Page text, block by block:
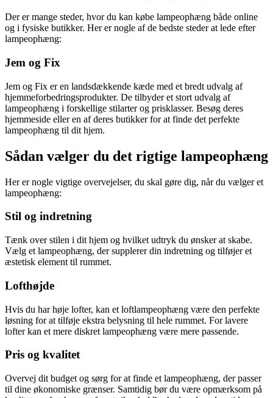
Der er mange steder, hvor du kan købe lampeophæng både online
og i fysiske butikker. Her er nogle af de bedste steder at lede efter
lampeophæng:
Jem og Fix
Jem og Fix er en landsdækkende kæde med et bredt udvalg af
hjemmeforbedringsprodukter. De tilbyder et stort udvalg af
lampeophæng i forskellige stilarter og prisklasser. Besøg deres
hjemmeside eller en af deres butikker for at finde det perfekte
lampeophæng til dit hjem.
Sådan vælger du det rigtige lampeophæng
Her er nogle vigtige overvejelser, du skal gøre dig, når du vælger et
lampeophæng:
Stil og indretning
Tænk over stilen i dit hjem og hvilket udtryk du ønsker at skabe.
Vælg et lampeophæng, der supplerer din indretning og tilføjer et
æstetisk element til rummet.
Lofthøjde
Hvis du har høje lofter, kan et loftlampeophæng være den perfekte
løsning for at tilføje ekstra belysning til hele rummet. For lavere
lofter kan et mere diskret lampeophæng være mere passende.
Pris og kvalitet
Overvej dit budget og sørg for at finde et lampeophæng, der passer
til dine økonomiske grænser. Samtidig bør du være opmærksom på